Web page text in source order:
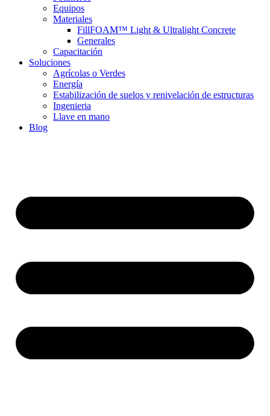
Equipos
Materiales
FillFOAM™ Light & Ultralight Concrete
Generales
Capacitación
Soluciones
Agrícolas o Verdes
Energía
Estabilización de suelos y renivelación de estructuras
Ingenieria
Llave en mano
Blog